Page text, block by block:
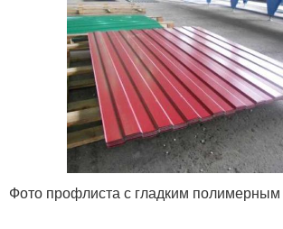
Фото профлиста с гладким